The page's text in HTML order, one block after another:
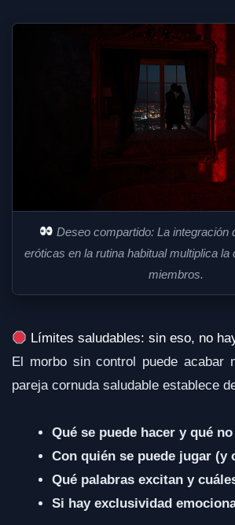
Deseo compartido: La integración
eróticas en la rutina habitual multiplica la
miembros.
Límites saludables: sin eso, no
El morbo sin control puede acabar
pareja cornuda saludable establece
Qué se puede hacer y qué no
Con quién se puede jugar (y
Qué palabras excitan y
Si hay exclusividad